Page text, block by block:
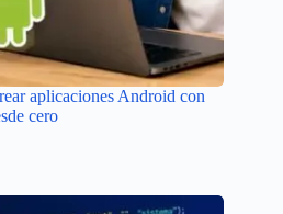
aplicaciones Android con
cero